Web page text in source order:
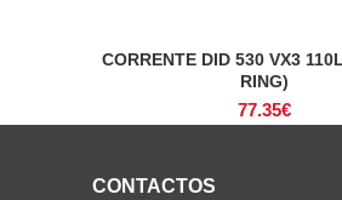
ADICIONAR
CORRENTE DID 530 VX3
RING)
77.35€
CONTACTOS